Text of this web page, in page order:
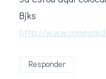
Bjks
http://
Responder